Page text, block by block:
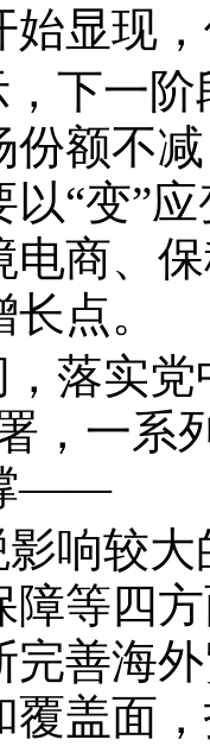
始显现
，下一
份额不
以“变”
电商、
点。
落实党
，一系
——
响较
障等四
完善海
覆盖面